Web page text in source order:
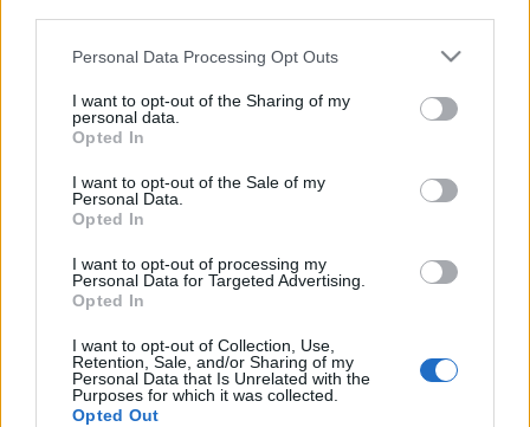
Please note that this website/app uses one or more Google
not limited to your visit or usage behaviour. You may click to
grant or deny consent to Google and its third-party tags to
use your data for below specified purposes in below Google
consent section.
Personal Data Processing Opt Outs
I want to opt-out of the Sharing of my
personal data.
Opted In
I want to opt-out of the Sale of my
Personal Data.
Opted In
I want to opt-out of processing my
Personal Data for Targeted Advertising.
Opted In
I want to opt-out of Collection, Use,
Retention, Sale, and/or Sharing of my
Personal Data that Is Unrelated with the
Purposes for which it was collected.
Opted Out
Vezesd és jegyezd le sötét nyerését.
Haladóknak - 4804, -
Vezesd és jegyezd le világos nyerését.
Haladóknak - 4803, -
Sakk-mester 2015. április 09.
Vezesd és jegyezd le világos nyerését.